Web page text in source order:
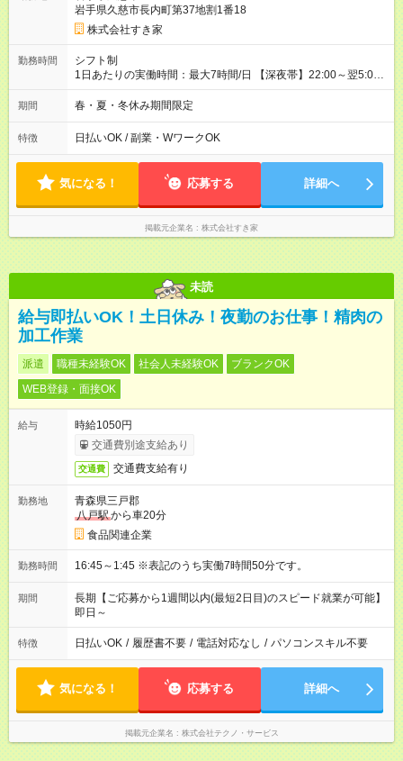
岩手県久慈市長内町第37地割1番18
株式会社すき家
勤務時間
シフト制
1日あたりの実働時間：最大7時間/日 【深夜帯】22:00～翌5:00
週2日～・1日2h～OK◎ ※22:00から翌5:00までは18歳以上の方
のみ勤務可能です（18歳未満の深夜業務禁止のため） ★深夜で
す。 必ず、2名以上での勤務を行いますので、安心して働けま
す。
期間 春・夏・冬休み期間限定
特徴 日払いOK / 副業・WワークOK
気になる！ 応募する 詳細へ
掲載元企業名 株式会社すき家
未読
給与即払いOK！土日休み！夜勤のお仕事！精肉の
加工作業
派遣 職種未経験OK 社会人未経験OK
ブランクOK
WEB登録・面接OK
給与
時給1050円
交通費別途支給あり
交通費 交通費支給有り
勤務地
青森県三戸郡
八戸駅から車20分
食品関連企業
勤務時間 16:45～1:45 ※表記のうち実働7時間50分です。
期間
長期【ご応募から1週間以内(最短2日目)のスピード就業が可能】
即日～
特徴 日払いOK / 履歴書不要 / 電話対応なし / パソコンスキル不要
気になる！ 応募する 詳細へ
掲載元企業名 株式会社テクノ・サービス